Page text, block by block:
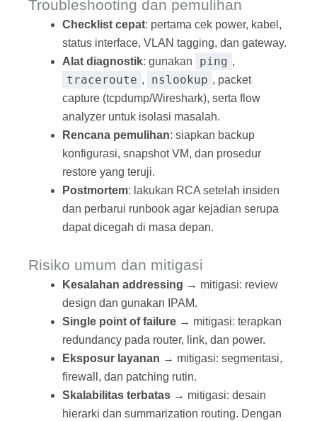
Troubleshooting dan pemulihan
Checklist cepat: pertama cek power, kabel,
status interface, VLAN tagging, dan gateway.
Alat diagnostik: gunakan ping ,
traceroute , nslookup , packet
capture (tcpdump/Wireshark), serta flow
analyzer untuk isolasi masalah.
Rencana pemulihan: siapkan backup
konfigurasi, snapshot VM, dan prosedur
restore yang teruji.
Postmortem: lakukan RCA setelah insiden
dan perbarui runbook agar kejadian serupa
dapat dicegah di masa depan.
Risiko umum dan mitigasi
Kesalahan addressing → mitigasi: review
design dan gunakan IPAM.
Single point of failure→ mitigasi: terapkan
redundancy pada router, link, dan power.
Eksposur layanan → mitigasi: segmentasi,
firewall, dan patching rutin.
Skalabilitas terbatas→ mitigasi: desain
hierarki dan summarization routing. Dengan